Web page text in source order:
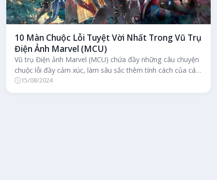
10 Màn Chuộc Lỗi Tuyệt Vời Nhất Trong Vũ Trụ
Điện Ảnh Marvel (MCU)
Vũ trụ Điện ảnh Marvel (MCU) chứa đầy những câu chuyện
chuộc lỗi đầy cảm xúc, làm sâu sắc thêm tính cách của các
nhân vật thông qu...
15/08/2024